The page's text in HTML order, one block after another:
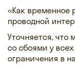
«Как временное
проводной
Уточняется, что
со сбоями у
ограничения в